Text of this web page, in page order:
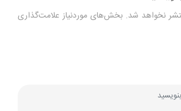
نخواهد شد. بخش‌های موردنیاز علامت‌گذاری